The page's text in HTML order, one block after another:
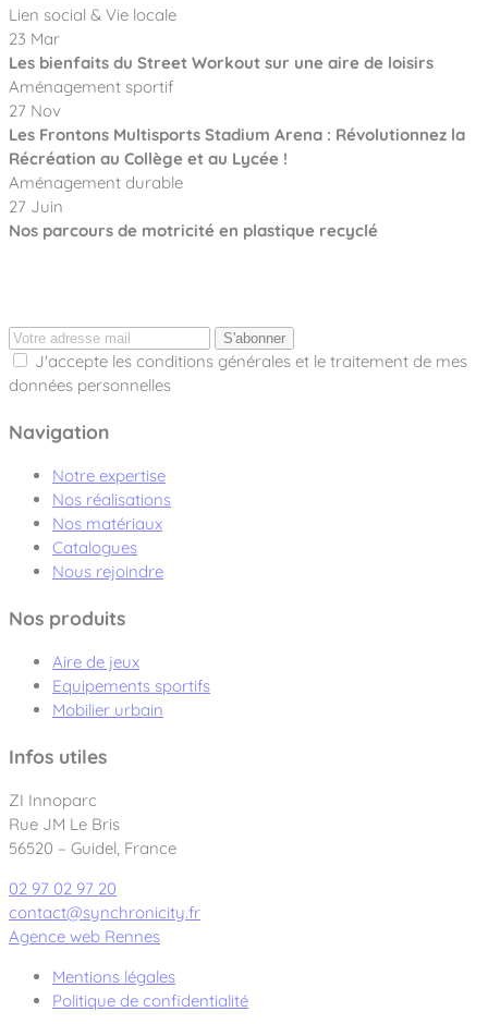
Lien social & Vie locale
23 Mar
Les bienfaits du Street Workout sur une aire de loisirs
Aménagement sportif
27 Nov
Les Frontons Multisports Stadium Arena : Révolutionnez la
Récréation au Collège et au Lycée !
Aménagement durable
27 Juin
Nos parcours de motricité en plastique recyclé
S'abonner
J'accepte les conditions générales et le traitement de mes
données personnelles
Navigation
Notre expertise
Nos réalisations
Nos matériaux
Catalogues
Nous rejoindre
Nos produits
Aire de jeux
Equipements sportifs
Mobilier urbain
Infos utiles
ZI Innoparc
Rue JM Le Bris
56520 – Guidel, France
02 97 02 97 20
contact@synchronicity.fr
Agence web Rennes
Mentions légales
Politique de confidentialité